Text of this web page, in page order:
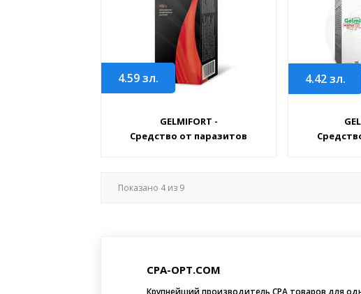
4.59зл.
GELMIFORT -
Средство от паразитов
4.42зл.
Показано 4из 9
CPA-OPT.COM
Крупнейший производитель CPA товаров для